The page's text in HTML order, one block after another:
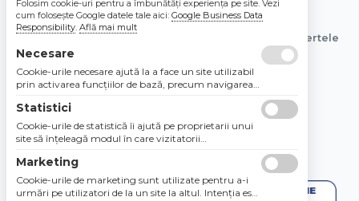
© 2026 Bebe Nou Online Store SRL
Toate preturile sunt exprimate in lei si includ tva. Ofertele
sunt valabile in limita stocului disponibil.
Folosim cookie-uri pentru a îmbunătăți experiența pe site. Vezi
cum folosește Google datele tale aici: Google Business Data
Responsibility. Află mai mult
Necesare
Cookie-urile necesare ajută la a face un site utilizabil
prin activarea funcţiilor de bază, precum navigarea
Site-ul nu poate funcţiona corespunzător fără aceste
cookie-uri.
Statistici
Cookie-urile de statistică îi ajută pe proprietarii unui
site să înţeleagă modul în care vizitatorii
raportarea informaţiilor în mod anonim.
Marketing
Cookie-urile de marketing sunt utilizate pentru a-i
urmări pe utilizatori de la un site la altul. Intenţia este